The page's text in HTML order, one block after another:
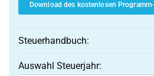
Download des kostenlosen
Steuerhandbuch:
Auswahl Steuerjahr: